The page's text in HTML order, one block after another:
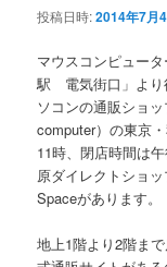
投稿日時:2014年7月
マウスコンピュー
駅 電気街口」より
ソコンの通販ショ
computer）の東京
11時、閉店時間は
原ダイレクトショ
Spaceがあります。
地上1階より2階ま